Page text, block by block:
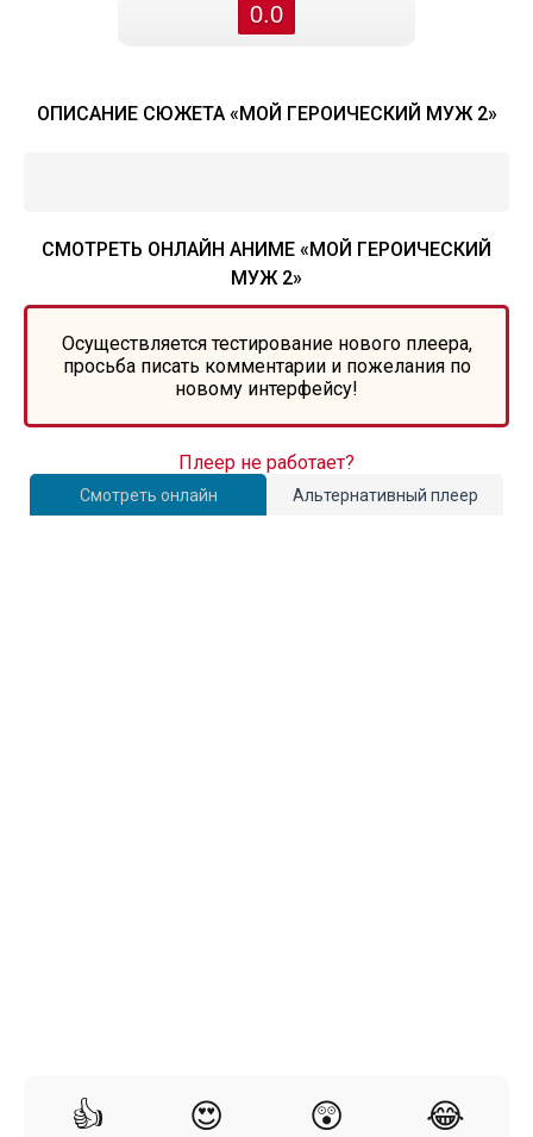
0.0
ОПИСАНИЕ СЮЖЕТА «МОЙ ГЕРОИЧЕСКИЙ МУЖ 2»
СМОТРЕТЬ ОНЛАЙН АНИМЕ «МОЙ ГЕРОИЧЕСКИЙ
МУЖ 2»
Осуществляется тестирование нового плеера,
просьба писать комментарии и пожелания по
новому интерфейсу!
Смотреть онлайн Альтернативный плеер
Плеер не работает?
👍 😍 😲 😂